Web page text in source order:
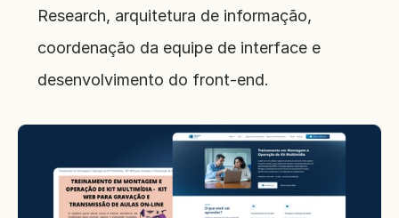
Research, arquitetura de informação,
coordenação da equipe de interface e
desenvolvimento do front-end.